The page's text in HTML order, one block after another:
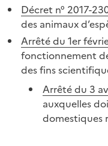
Décret n° 2017-
des animaux
Arrêté du 1er
fonctionnement
des fins
Arrêté du 3
auxquelles
domestiques